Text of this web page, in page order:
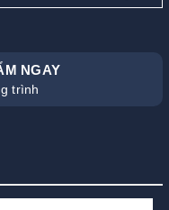
NGAY
trình